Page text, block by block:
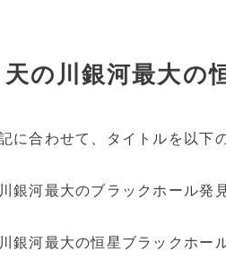
天の川銀河最大
に合わせて、タイトルを以下
銀河最大のブラックホール発
銀河最大の恒星ブラックホー